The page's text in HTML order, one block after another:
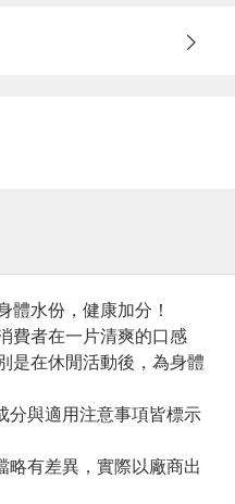
體水份，健康加分！
費者在一片清爽的口感
是在休閒活動後，為身體
分與適用注意事項皆標示
略有差異，實際以廠商出